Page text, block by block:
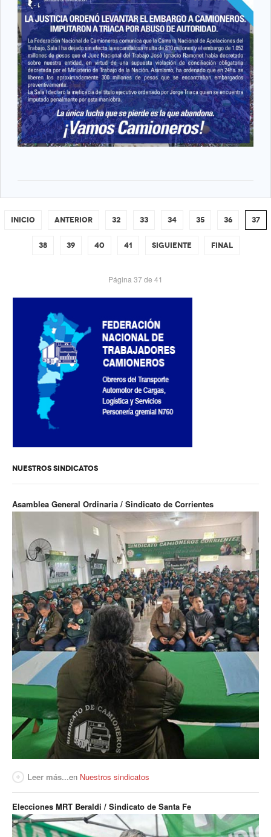
INICIO ANTERIOR 32 33 34 35 36 37
38 39 40 41 SIGUIENTE FINAL
Página 37 de 41
NUESTROS SINDICATOS
Asamblea General Ordinaria / Sindicato de Corrientes
en Nuestros sindicatos
Leer más...
Elecciones MRT Beraldi / Sindicato de Santa Fe